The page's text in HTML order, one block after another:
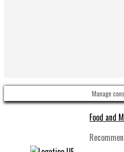
Manage
Food and